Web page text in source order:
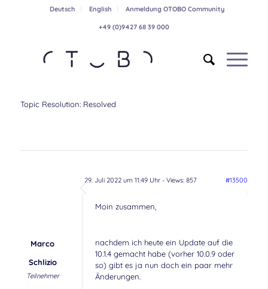
Deutsch English Anmeldung OTOBO Community
+49 (0)9427 68 39 000
Topic Resolution: Resolved
29. Juli 2022 um 11:49 Uhr- Views: 857 #13500
Marco
Schlizio
Teilnehmer
Moin zusammen,
nachdem ich heute ein Update auf die
10.1.4 gemacht habe (vorher 10.0.9 oder
so) gibt es ja nun doch ein paar mehr
Änderungen.